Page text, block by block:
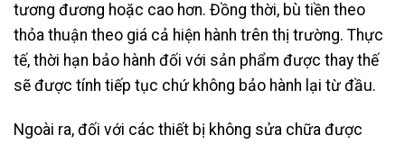
tương đương hoặc cao hơn. Đồng thời, bù tiền theo
thỏa thuận theo giá cả hiện hành trên thị trường. Thực
tế, thời hạn bảo hành đối với sản phẩm được thay thế
sẽ được tính tiếp tục chứ không bảo hành lại từ đầu.
Ngoài ra, đối với các thiết bị không sửa chữa được